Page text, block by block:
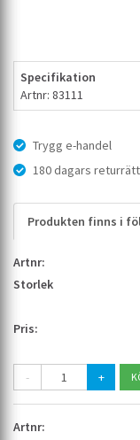
Specifikation
Artnr: 83111
Trygg e-handel
180 dagars
Produkten finns i
- +